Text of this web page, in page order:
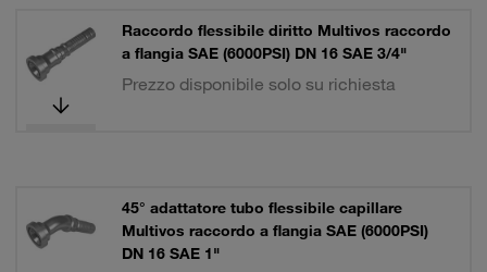
Raccordo flessibile diritto Multivos raccordo
a flangia SAE (6000PSI) DN 16 SAE 3/4"
Prezzo disponibile solo su richiesta
45° adattatore tubo flessibile capillare
Multivos raccordo a flangia SAE (6000PSI)
DN 16 SAE 1"